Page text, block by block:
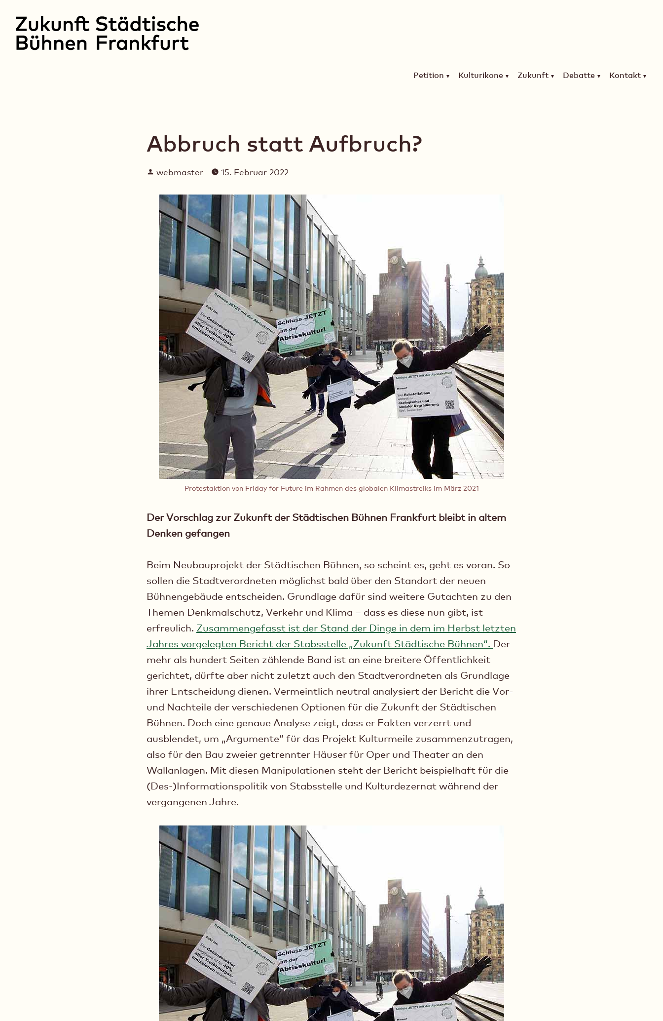
Inhalt
springen
Petition Kulturikone Zukunft Debatte Kontakt
Abbruch statt Aufbruch?
Verfasst
webmaster 15. Februar 2022
Protestaktion von Friday for Future im Rahmen des globalen Klimastreiks im März 2021
Der Vorschlag zur Zukunft der Städtischen Bühnen Frankfurt bleibt in altem
Denken gefangen
Beim Neubauprojekt der Städtischen Bühnen, so scheint es, geht es voran. So
sollen die Stadtverordneten möglichst bald über den Standort der neuen
Bühnengebäude entscheiden. Grundlage dafür sind weitere Gutachten zu den
Themen Denkmalschutz, Verkehr und Klima – dass es diese nun gibt, ist
erfreulich. Zusammengefasst ist der Stand der Dinge in dem im Herbst letzten
Jahres vorgelegten Bericht der Stabsstelle „Zukunft Städtische Bühnen“. Der
mehr als hundert Seiten zählende Band ist an eine breitere Öffentlichkeit
gerichtet, dürfte aber nicht zuletzt auch den Stadtverordneten als Grundlage
ihrer Entscheidung dienen. Vermeintlich neutral analysiert der Bericht die Vor-
und Nachteile der verschiedenen Optionen für die Zukunft der Städtischen
Bühnen. Doch eine genaue Analyse zeigt, dass er Fakten verzerrt und
ausblendet, um „Argumente“ für das Projekt Kulturmeile zusammenzutragen,
also für den Bau zweier getrennter Häuser für Oper und Theater an den
Wallanlagen. Mit diesen Manipulationen steht der Bericht beispielhaft für die
(Des-)Informationspolitik von Stabsstelle und Kulturdezernat während der
vergangenen Jahre.